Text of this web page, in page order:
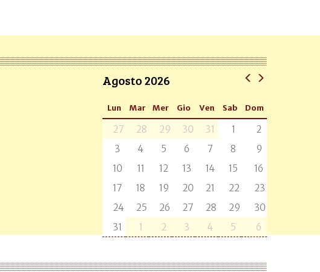
Agosto 2026
Lun Mar Mer Gio Ven Sab Dom
27 28 29 30 31 1
2
3
4 5 6 7 8
9
10
11 12 13 14 15
16
17
18 19 20 21 22
23
24
25 26 27 28 29
30
31
1 2 3 4 5 6